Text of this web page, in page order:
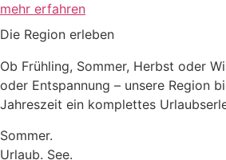
mehr erfahren
Die Region erleben
Ob Frühling, Sommer, Herbst oder
oder Entspannung – unsere Region
Jahreszeit ein komplettes
Sommer.
Urlaub. See.